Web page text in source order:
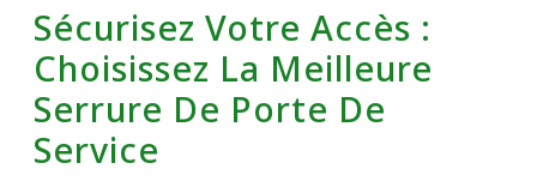
Sécurisez Votre Accès :
Choisissez La Meilleure
Serrure De Porte De
Service